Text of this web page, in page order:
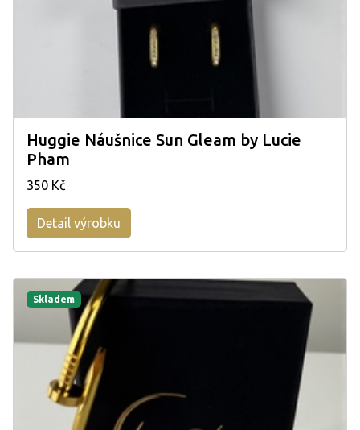
Huggie Náušnice Sun Gleam by Lucie
Pham
350 Kč
Detail výrobku
Skladem